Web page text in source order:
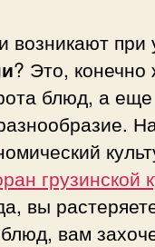
возникают
? Это, конечно
блюд, а
вы
вам